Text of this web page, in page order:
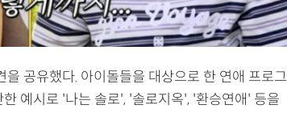
공유했다. 아이돌들을 대상으로 한 연애 프로그
예시로 '나는 솔로', '솔로지옥', '환승연애' 등을